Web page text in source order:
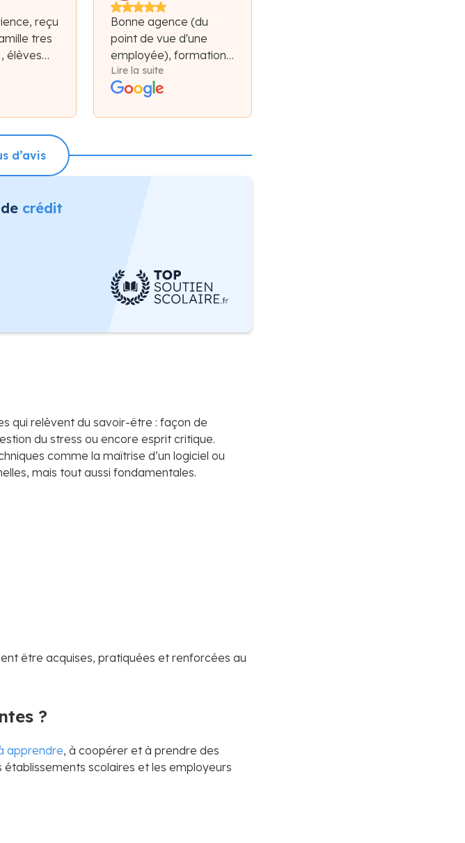
reçu
tres
élèves
Bonne agence (du
point de vue d'une
employée), formation
et plateforme claires,
bon accompagnement.
Lire la suite
d’avis
crédit
qui relèvent du savoir-être : façon de
du stress ou encore esprit critique.
comme la maîtrise d’un logiciel ou
mais tout aussi fondamentales.
être acquises, pratiquées et renforcées au
?
apprendre, à coopérer et à prendre des
établissements scolaires et les employeurs